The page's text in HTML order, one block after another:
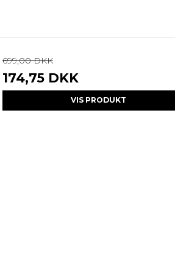
699,00 DKK
174,75 DKK
VIS PRODUKT